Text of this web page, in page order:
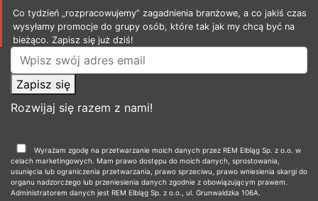
Co tydzień „rozpracowujemy” zagadnienia branżowe, a co jakiś czas
wysyłamy promocje do grupy osób, które tak jak my chcą być na
bieżąco. Zapisz się już dziś!
Zapisz się
Rozwijaj się razem z nami!
Wyrażam zgodę na przetwarzanie moich danych przez REM Elbląg Sp. z o.o. w
celach marketingowych. Mam prawo dostępu do moich danych, sprostowania,
usunięcia lub ograniczenia przetwarzania, prawo sprzeciwu, prawo wniesienia skargi do
organu nadzorczego lub przeniesienia danych zgodnie z obowiązującym prawem.
Administratorem danych jest REM Elbląg Sp. z o.o., ul. Grunwaldzka 106A.